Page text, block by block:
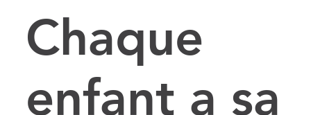
Chaque
enfant a sa